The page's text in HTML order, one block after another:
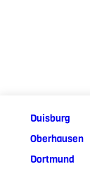
Duisburg
Oberhausen
Dortmund